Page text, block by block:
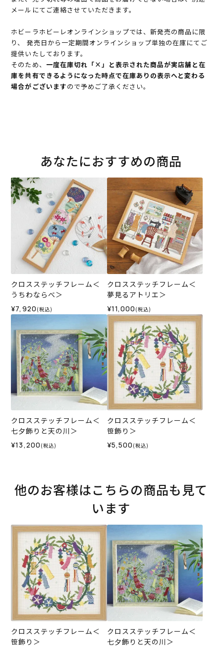
メールにてご連絡させていただきます。
ホビーラホビーレオンラインショップでは、新発売の商品に限
り、 発売日から一定期間オンラインショップ単独の在庫にてご
提供いたしております。
そのため、 一度在庫切れ「×」と表示された商品が実店舗と在
庫を共有できるようになった時点で在庫ありの表示へと変わる
場合がございますので予めご了承ください。
あなたにおすすめの商品
クロスステッチフレーム＜
うちわならべ＞
¥7,920 (税込)
クロスステッチフレーム＜
夢見るアトリエ＞
¥11,000 (税込)
クロスステッチフレーム＜
七夕飾りと天の川＞
¥13,200 (税込)
クロスステッチフレーム＜
笹飾り＞
¥5,500 (税込)
他のお客様はこちらの商品も見て
います
クロスステッチフレーム＜
笹飾り＞
クロスステッチフレーム＜
七夕飾りと天の川＞